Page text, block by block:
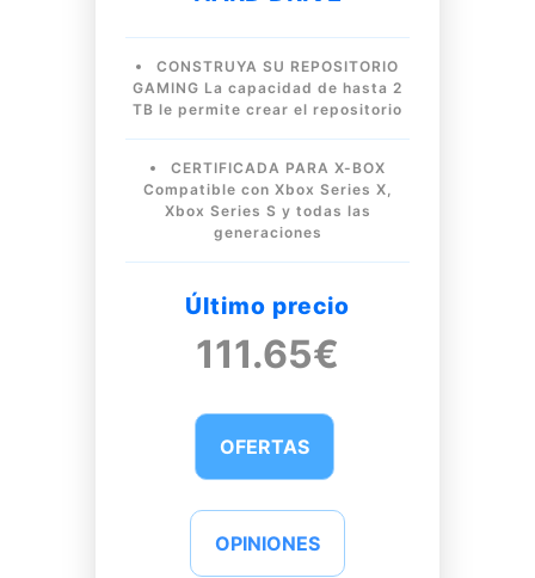
CONSTRUYA SU REPOSITORIO
GAMING La capacidad de hasta 2
TB le permite crear el repositorio
CERTIFICADA PARA X-BOX
Compatible con Xbox Series X,
Xbox Series S y todas las
generaciones
Último precio
111.65€
OFERTAS
OPINIONES